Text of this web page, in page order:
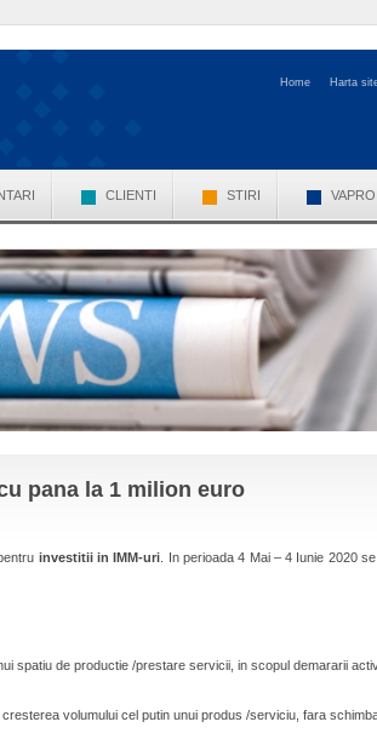
Home Harta
CLIENTI STIRI VAPRO
pana la 1 milion euro
investitii in IMM-uri . In perioada 4 Mai – 4 Iunie 2020
spatiu de productie /prestare servicii, in scopul demararii
cresterea volumului cel putin unui produs /serviciu, fara